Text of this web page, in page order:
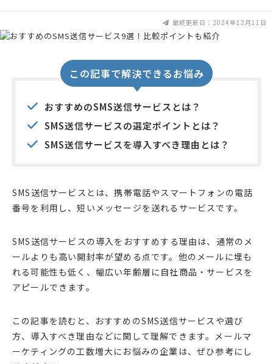
最終更新日：2024年12月11日
この記事で解決できるお悩み
おすすめのSMS送信サービスとは？
SMS送信サービスの選定ポイントとは？
SMS送信サービスを導入すべき理由とは？
SMS送信サービスとは、携帯電話やスマートフォンの電話
番号を利用し、短いメッセージを送れるサービスです。
SMS送信サービスの導入をおすすめする理由は、通常のメ
ールよりも高い開封率が望める点です。他のメールに埋も
れる可能性も低く、幅広い年齢層に自社商品・サービスを
アピールできます。
この記事を読むと、おすすめのSMS送信サービスや選び
方、導入すべき理由などに関して理解できます。メールマ
ーケティングの工数増大にお悩みの企業は、ぜひ参考にし